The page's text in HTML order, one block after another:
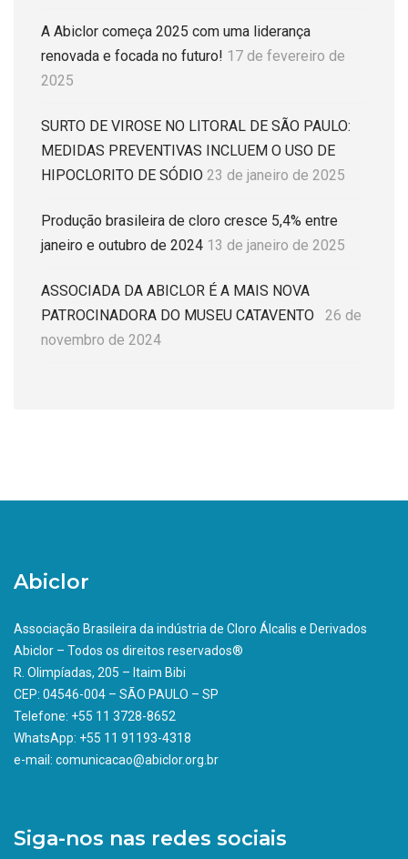
A Abiclor começa 2025 com uma liderança
renovada e focada no futuro! 17 de fevereiro de
2025
SURTO DE VIROSE NO LITORAL DE SÃO PAULO:
MEDIDAS PREVENTIVAS INCLUEM O USO DE
HIPOCLORITO DE SÓDIO 23 de janeiro de 2025
Produção brasileira de cloro cresce 5,4% entre
janeiro e outubro de 2024 13 de janeiro de 2025
ASSOCIADA DA ABICLOR É A MAIS NOVA
PATROCINADORA DO MUSEU CATAVENTO
26 de
novembro de 2024
Abiclor
Associação Brasileira da indústria de Cloro Álcalis e Derivados
Abiclor – Todos os direitos reservados®
R. Olimpíadas, 205 – Itaim Bibi
CEP: 04546-004 – SÃO PAULO – SP
Telefone: +55 11 3728-8652
WhatsApp: +55 11 91193-4318
e-mail: comunicacao@abiclor.org.br
Siga-nos nas redes sociais